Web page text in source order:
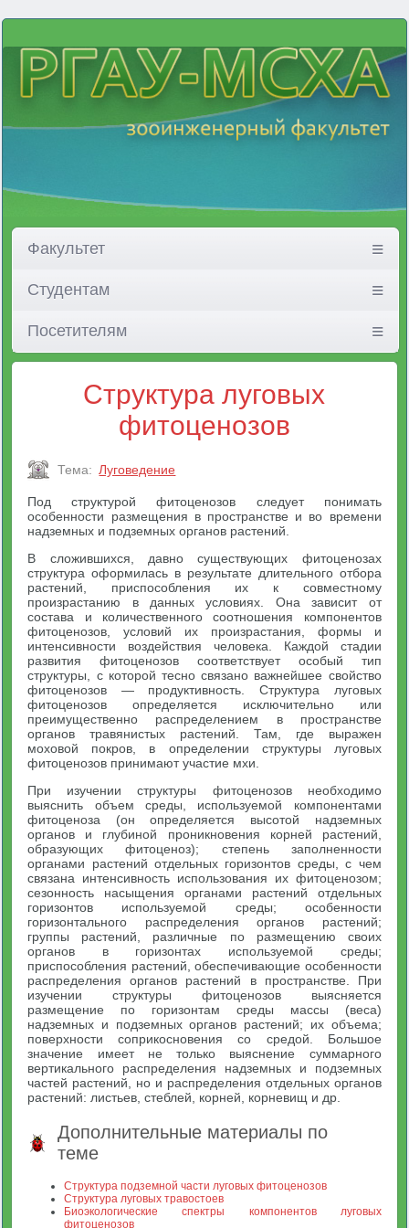
Факультет
Студентам
Посетителям
Структура луговых
фитоценозов
Тема: Луговедение
Под структурой фитоценозов следует понимать
особенности размещения в пространстве и во времени
надземных и подземных органов растений.
В сложившихся, давно существующих фитоценозах
структура оформилась в результате длительного отбора
растений, приспособления их к совместному
произрастанию в данных условиях. Она зависит от
состава и количественного соотношения компонентов
фитоценозов, условий их произрастания, формы и
интенсивности воздействия человека. Каждой стадии
развития фитоценозов соответствует особый тип
структуры, с которой тесно связано важнейшее свойство
фитоценозов — продуктивность. Структура луговых
фитоценозов определяется исключительно или
преимущественно распределением в пространстве
органов травянистых растений. Там, где выражен
моховой покров, в определении структуры луговых
фитоценозов принимают участие мхи.
При изучении структуры фитоценозов необходимо
выяснить объем среды, используемой компонентами
фитоценоза (он определяется высотой надземных
органов и глубиной проникновения корней растений,
образующих фитоценоз); степень заполненности
органами растений отдельных горизонтов среды, с чем
связана интенсивность использования их фитоценозом;
сезонность насыщения органами растений отдельных
горизонтов используемой среды; особенности
горизонтального распределения органов растений;
группы растений, различные по размещению своих
органов в горизонтах используемой среды;
приспособления растений, обеспечивающие особенности
распределения органов растений в пространстве. При
изучении структуры фитоценозов выясняется
размещение по горизонтам среды массы (веса)
надземных и подземных органов растений; их объема;
поверхности соприкосновения со средой. Большое
значение имеет не только выяснение суммарного
вертикального распределения надземных и подземных
частей растений, но и распределения отдельных органов
растений: листьев, стеблей, корней, корневищ и др.
Дополнительные материалы по
теме
Структура подземной части луговых фитоценозов
Структура луговых травостоев
Биоэкологические спектры компонентов луговых
фитоценозов